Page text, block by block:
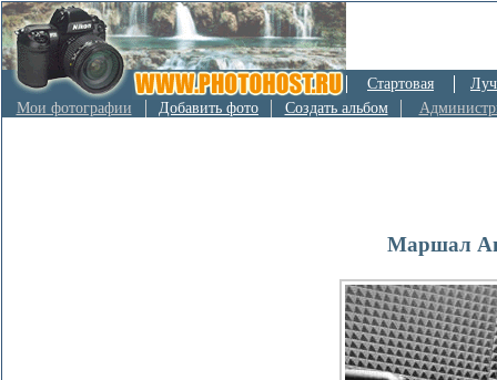
Стартовая
Мои фотографии
Добавить фото Создать альбом
Маршал